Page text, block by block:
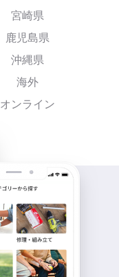
宮崎県
鹿児島県
沖縄県
海外
オンライン